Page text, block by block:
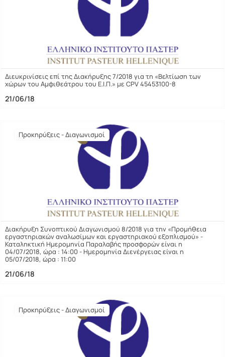
Διευκρινίσεις επί της Διακήρυξης 7/2018 για τη «Βελτίωση των
χώρων του Αμφιθεάτρου του Ε.Ι.Π.» με CPV 45453100-8
21/06/18
Προκηρύξεις - Διαγωνισμοί
Διακήρυξη Συνοπτικού Διαγωνισμού 8/2018 για την «Προμήθεια
εργαστηριακών αναλωσίμων και εργαστηριακού εξοπλισμού» -
Καταληκτική Ημερομηνία Παραλαβής προσφορών είναι η
04/07/2018, ώρα : 14:00 - Ημερομηνία Διενέργειας είναι η
05/07/2018, ώρα : 11:00
21/06/18
Προκηρύξεις - Διαγωνισμοί